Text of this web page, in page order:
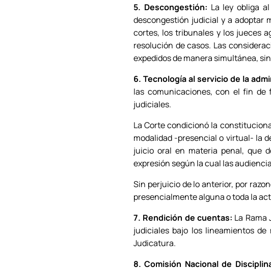
5. Descongestión: La ley obliga
descongestión judicial y a adoptar
cortes, los tribunales y los jueces
resolución de casos. Las
expedidos de manera simultánea,
6. Tecnología al servicio de la
las comunicaciones, con el fin
judiciales.
La Corte condicionó la
modalidad -presencial o virtual- la
juicio oral en materia penal, que
expresión según la cual las
Sin perjuicio de lo anterior, por
presencialmente alguna o toda la
7. Rendición de cuentas: La
judiciales bajo los lineamientos
Judicatura.
8. Comisión Nacional de